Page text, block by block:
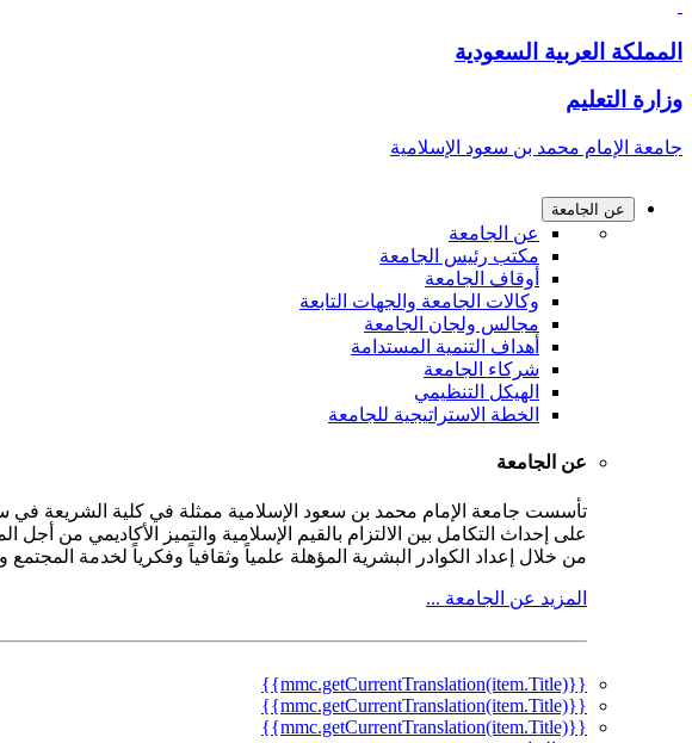
المملكة العربية السعودية
وزارة التعليم
جامعة الإمام محمد بن سعود الإسلامية
عن الجامعة
عن الجامعة
مكتب رئيس الجامعة
أوقاف الجامعة
وكالات الجامعة والجهات التابعة
مجالس ولجان الجامعة
أهداف التنمية المستدامة
شركاء الجامعة
الهيكل التنظيمي
الخطة الاستراتيجية للجامعة
عن الجامعة
على إحداث التكامل بين الالتزام بالقيم الإسلامية والتميز الأكاديمي من
من خلال إعداد الكوادر البشرية المؤهلة علمياً وثقافياً وفكرياً لخدمة
المزيد عن الجامعة ...
{{mmc.getCurrentTranslation(item.Title)}}
{{mmc.getCurrentTranslation(item.Title)}}
{{mmc.getCurrentTranslation(item.Title)}}